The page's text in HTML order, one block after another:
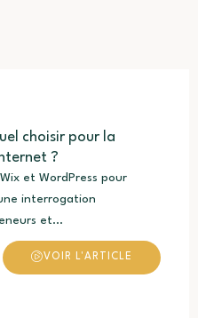
choisir pour la
?
et WordPress pour
interrogation
et...
VOIR L'ARTICLE